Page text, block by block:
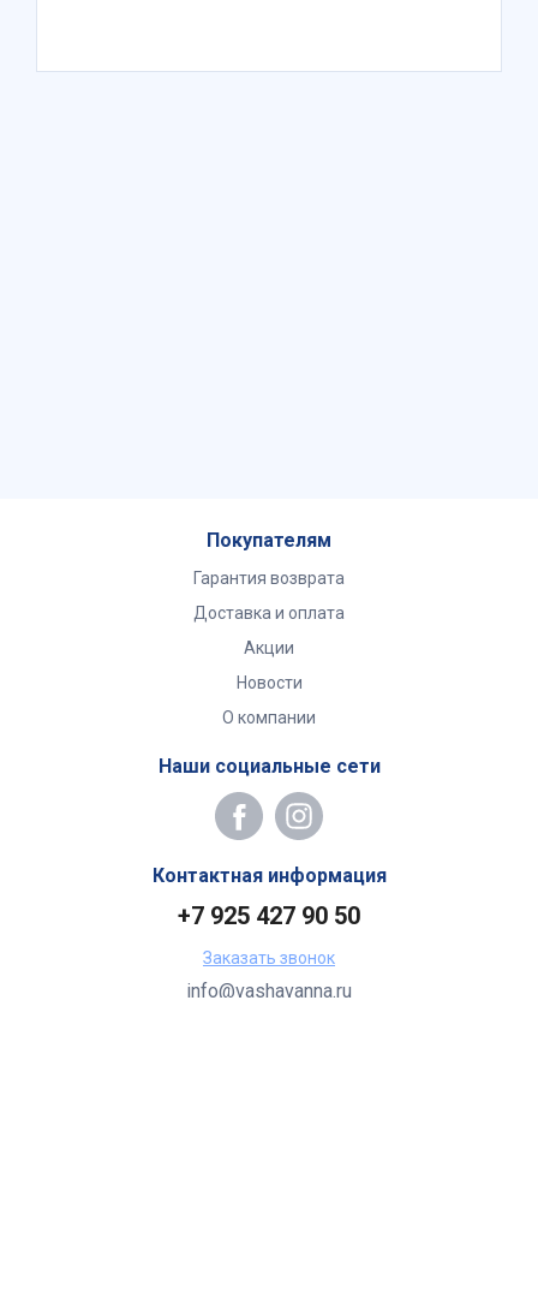
Покупателям
Гарантия возврата
Доставка и оплата
Акции
Новости
О компании
Наши социальные сети
Контактная информация
+7 925 427 90 50
Заказать звонок
info@vashavanna.ru